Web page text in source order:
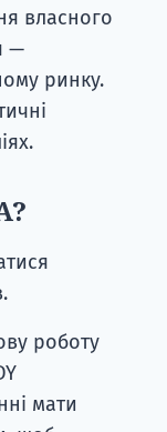
власного
—
ринку.
роботу
мати